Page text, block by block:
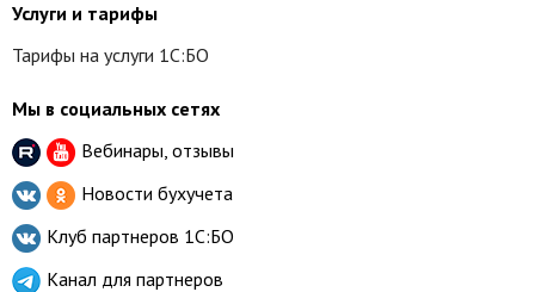
Услуги и тарифы
Тарифы на услуги 1С:БО
Мы в социальных сетях
Вебинары, отзывы
Новости бухучета
Клуб партнеров 1С:БО
Канал для партнеров